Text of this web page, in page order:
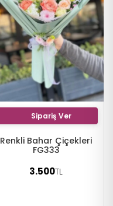
Sipariş Ver
Renkli Bahar Çiçekleri
FG333
3.500TL